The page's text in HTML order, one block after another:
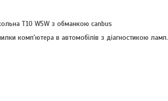
T10 W5W з обманкою canbus
комп'ютера в автомобілів з діагностикою ламп.